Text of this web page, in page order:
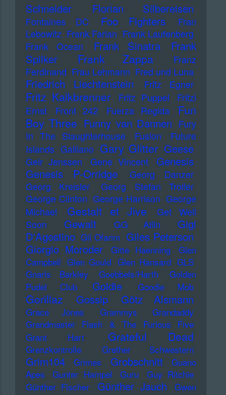
Schneider
Florian Silbereisen
Fontaines DC Foo Fighters
Fran
Lebowitz Frank Farian Frank Laufenberg
Frank Ocean
Frank Sinatra
Frank
Spilker
Frank Zappa
Franz
Ferdinand Frau Lehmann Fred und Luna
Friedrich Liechtenstein Fritz Egner
Fritz Kalkbrenner Fritz Puppel
Fritzi
Ernst
Front 242 Fuerza Regida
Fun
Boy Three Funny van Dannen Fury
In The Slaughterhouse
Fusion
Future
Islands Galliano Gary Glitter Geese
Geir Jenssen Gene Vincent
Genesis
Genesis P-Orridge
Georg Danzer
Georg Kreisler
Georg Stefan Troller
George Clinton George Harrison George
Michael
Gestalt et Jive
Get Well
Soon
Gewalt GG Allin
Gigi
D'Agostino Gil Ofarim Giles Peterson
Giorgio Moroder
Gitte Haenning
Glen
Campbell Glen Gould Glen Hansard GLS
Gnarls Barkley
Goebbels/Harth
Golden
Pudel Club
Goldie Goodie Mob
Gorillaz Gossip Götz Alsmann
Grace Jones Grammys
Grandaddy
Grandmaster Flash & The Furious Five
Grant Hart
Grateful Dead
Grenzkontrolle Grether Schwestern
Grim104 Grimes Grobschnitt
Guano
Apes
Gunter Hampel Guru
Guy Ritchie
Günther Fischer
Günther Jauch
Gwen